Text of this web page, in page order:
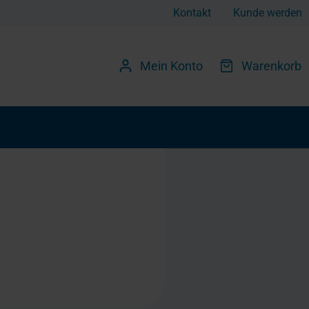
Kontakt Kunde werden
Mein Konto Warenkorb